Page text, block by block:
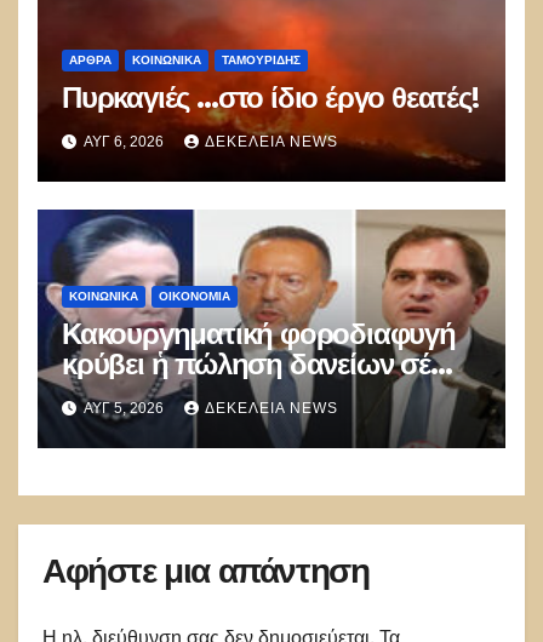
ΑΡΘΡΑ ΚΟΙΝΩΝΙΚΑ ΤΑΜΟΥΡΊΔΗΣ
Πυρκαγιές …στο ίδιο έργο θεατές!
ΑΥΓ 6, 2026 ΔΕΚΈΛΕΙΑ NEWS
ΚΟΙΝΩΝΙΚΑ ΟΙΚΟΝΟΜΙΑ
Κακουργηματική φοροδιαφυγή
κρύβει ἡ πώληση δανείων σέ
funds
ΑΥΓ 5, 2026 ΔΕΚΈΛΕΙΑ NEWS
Αφήστε μια απάντηση
Η ηλ. διεύθυνση σας δεν δημοσιεύεται. Τα